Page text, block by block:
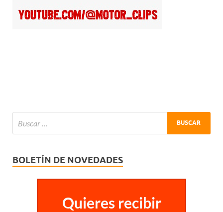
BOLETÍN DE NOVEDADES
Quieres recibir